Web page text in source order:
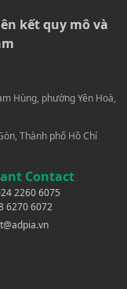
kết quy mô và
Hùng, phường Yên Hoà,
Thành phố Hồ Chí
Contact
2260 6075
6270 6072